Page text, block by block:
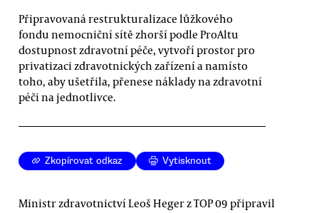
Připravovaná restrukturalizace lůžkového
fondu nemocniční sítě zhorší podle ProAltu
dostupnost zdravotní péče, vytvoří prostor pro
privatizaci zdravotnických zařízení a namísto
toho, aby ušetřila, přenese náklady na zdravotní
péči na jednotlivce.
Zkopírovat odkaz Vytisknout
Ministr zdravotnictví Leoš Heger z TOP 09 připravil